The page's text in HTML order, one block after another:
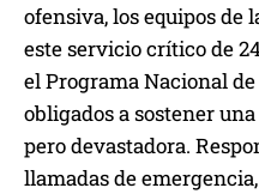
ofensiva, los equipos de
este servicio crítico de
el Programa Nacional
obligados a sostener
pero devastadora.
llamadas de